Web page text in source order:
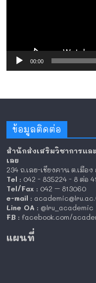
00:00
ข้อมูลติดต่อ
สำนักส่งเสริมวิชาการแล
เลย
234 ถ.เลย-เชียงคาน ต.เมือ
Tel : 042 - 835224 - 8 ต่อ
Tel/Fax : 042 – 813060
e-mail :
Line OA : @lru_academic
FB : facebook.com/
แผนที่